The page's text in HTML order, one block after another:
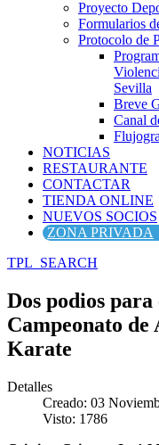
Proyecto
Formularios
Protocolo de
Sevilla
Breve
Canal
NOTICIAS
RESTAURANTE
CONTACTAR
TIENDA ONLINE
NUEVOS SOCIOS
ZONA PRIVADA
TPL_SEARCH
Dos podios
Campeonato
Karate
Detalles
Creado: 03
Visto: 1786